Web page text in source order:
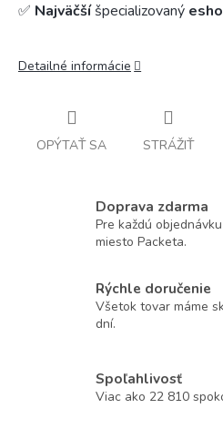
✅ Najväčšíšpecializovaný
Detailné informácie
OPÝTAŤ SA STRÁŽIŤ
Doprava zdarma
Pre každú
miesto Packeta.
Rýchle doručenie
Všetok tovar máme
dní.
Spoľahlivosť
Viac ako 22 810